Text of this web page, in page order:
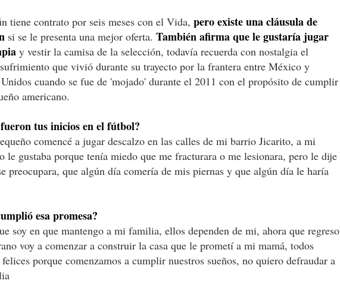
tiene contrato por seis meses con el Vida, pero existe una cláusula de
si se le presenta una mejor oferta. También afirma que le gustaría jugar
y vestir la camisa de la selección, todavía recuerda con nostalgia el
que vivió durante su trayecto por la frantera entre México y
cuando se fue de 'mojado' durante el 2011 con el propósito de cumplir
americano.
tus inicios en el fútbol?
comencé a jugar descalzo en las calles de mi barrio Jicarito, a mi
le gustaba porque tenía miedo que me fracturara o me lesionara, pero le dije
preocupara, que algún día comería de mis piernas y que algún día le haría
esa promesa?
soy en que mantengo a mi familia, ellos dependen de mi, ahora que regreso
voy a comenzar a construir la casa que le prometí a mi mamá, todos
felices porque comenzamos a cumplir nuestros sueños, no quiero defraudar a